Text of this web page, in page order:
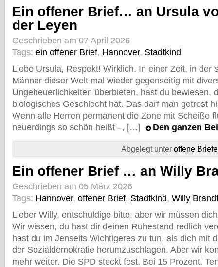
Ein offener Brief… an Ursula
der Leyen
Geschrieben am 07 April 2026
Tags: ein offener Brief, Hannover, Stadtkind
Liebe Ursula, Respekt! Wirklich. In einer Zeit, in der
Männer dieser Welt mal wieder gegenseitig mit
Ungeheuerlichkeiten überbieten, hast du bewiesen,
biologisches Geschlecht hat. Das darf man getrost
Wenn alle Herren permanent die Zone mit Scheiße
neuerdings so schön heißt –, […]
Den ganzen
Abgelegt unter offene Briefe
Ein offener Brief … an Willy
Geschrieben am 05 März 2026
Tags: Hannover, offener Brief, Stadtkind, Willy Brandt
Lieber Willy, entschuldige bitte, aber wir müssen
Wir wissen, du hast dir deinen Ruhestand redlich
hast du im Jenseits Wichtigeres zu tun, als dich mit
der Sozialdemokratie herumzuschlagen. Aber wir
mehr weiter. Die SPD steckt fest. Bei 15 Prozent.